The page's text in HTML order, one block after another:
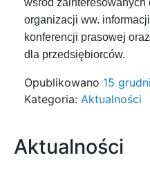
wśród zainteresowanych
organizacji ww.
konferencji prasowej
dla przedsiębiorców.
Opublikowano 15
Kategoria: Aktualności
Aktualności